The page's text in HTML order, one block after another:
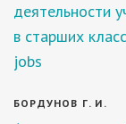
деятельности
в старших
jobs
БОРДУНОВ Г. И.